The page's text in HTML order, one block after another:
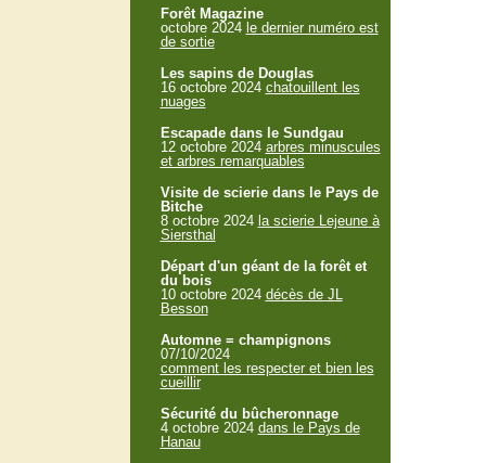
Forêt Magazine
octobre 2024 le dernier numéro est
de sortie
Les sapins de Douglas
16 octobre 2024 chatouillent les
nuages
Escapade dans le Sundgau
12 octobre 2024 arbres minuscules
et arbres remarquables
Visite de scierie dans le Pays de
Bitche
8 octobre 2024 la scierie Lejeune à
Siersthal
Départ d'un géant de la forêt et
du bois
10 octobre 2024 décès de JL
Besson
Automne = champignons
07/10/2024
comment les respecter et bien les
cueillir
Sécurité du bûcheronnage
4 octobre 2024 dans le Pays de
Hanau